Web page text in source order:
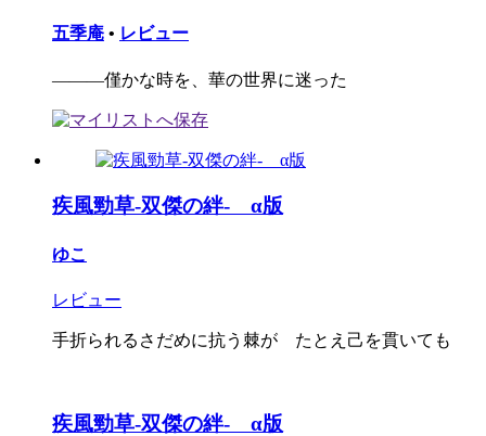
五季庵 • レビュー
―――僅かな時を、華の世界に迷った
疾風勁草-双傑の絆- α版
ゆこ
レビュー
手折られるさだめに抗う棘が たとえ己を貫いても
疾風勁草-双傑の絆- α版